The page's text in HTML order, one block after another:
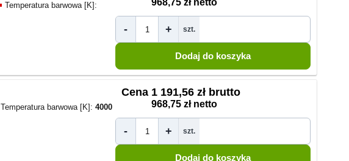
Temperatura barwowa [K]:
968,75 zł netto
- + szt.
Temperatura barwowa [K]: 4000
Cena 1 191,56 zł brutto
968,75 zł netto
- + szt.